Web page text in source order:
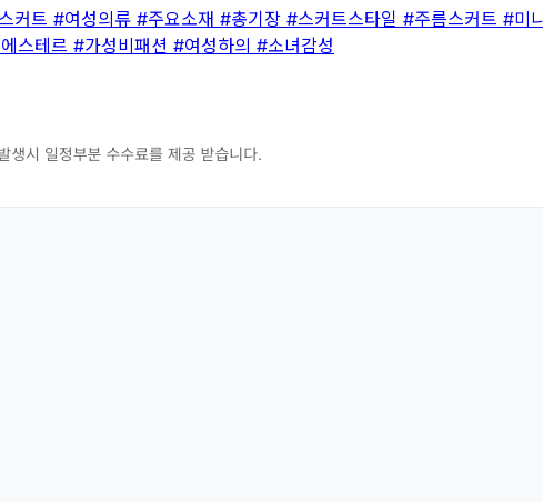
커트 #여성의류 #주요소재 #총기장 #스커트스타일 #주름스커트 #미
스테르 #가성비패션 #여성하의 #소녀감성